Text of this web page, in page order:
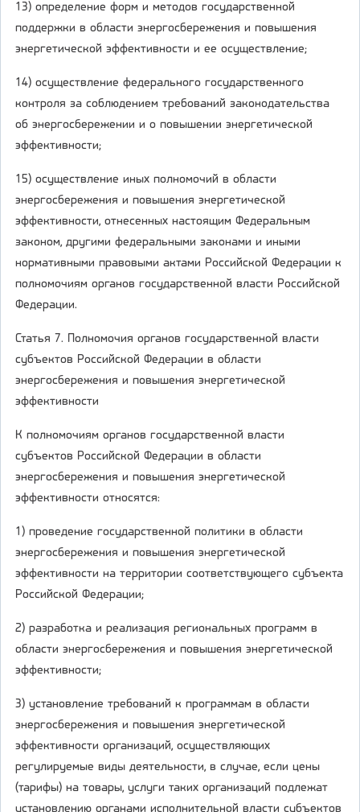
13) определение форм и методов государственной
поддержки в области энергосбережения и повышения
энергетической эффективности и ее осуществление;
14) осуществление федерального государственного
контроля за соблюдением требований законодательства
об энергосбережении и о повышении энергетической
эффективности;
15) осуществление иных полномочий в области
энергосбережения и повышения энергетической
эффективности, отнесенных настоящим Федеральным
законом, другими федеральными законами и иными
нормативными правовыми актами Российской Федерации к
полномочиям органов государственной власти Российской
Федерации.
Статья 7. Полномочия органов государственной власти
субъектов Российской Федерации в области
энергосбережения и повышения энергетической
эффективности
К полномочиям органов государственной власти
субъектов Российской Федерации в области
энергосбережения и повышения энергетической
эффективности относятся:
1) проведение государственной политики в области
энергосбережения и повышения энергетической
эффективности на территории соответствующего субъекта
Российской Федерации;
2) разработка и реализация региональных программ в
области энергосбережения и повышения энергетической
эффективности;
3) установление требований к программам в области
энергосбережения и повышения энергетической
эффективности организаций, осуществляющих
регулируемые виды деятельности, в случае, если цены
(тарифы) на товары, услуги таких организаций подлежат
установлению органами исполнительной власти субъектов